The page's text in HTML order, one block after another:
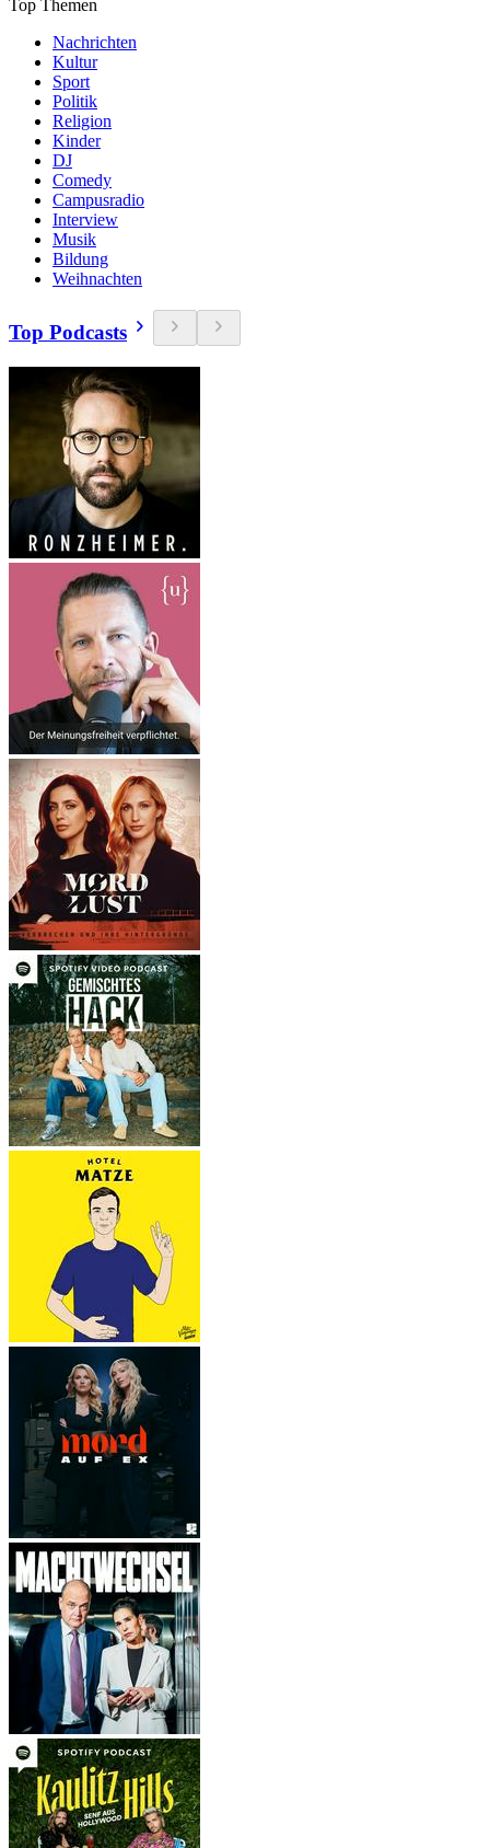
Top Themen
Nachrichten
Kultur
Sport
Politik
Religion
Kinder
DJ
Comedy
Campusradio
Interview
Musik
Bildung
Weihnachten
Top Podcasts